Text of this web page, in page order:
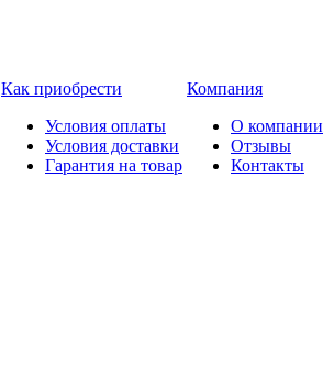
Как приобрести
Условия оплаты
Условия доставки
Гарантия на товар
Компания
О компании
Отзывы
Контакты